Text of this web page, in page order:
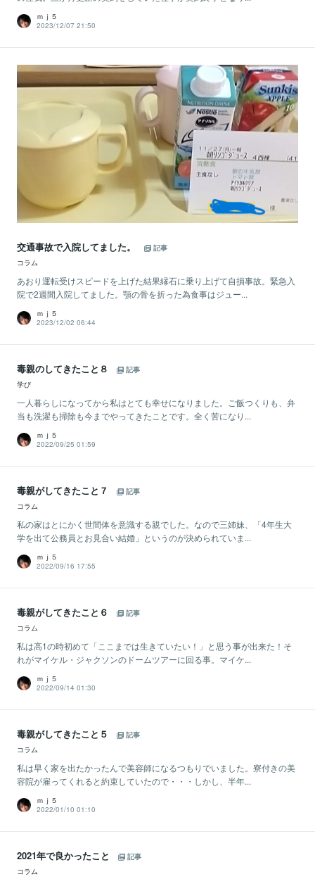
ｍｊ５
2023/12/07 21:50
交通事故で入院してました。
記事
コラム
あおり運転受けスピードを上げた結果縁石に乗り上げて自損事故。緊急入
院で2週間入院してました。顎の骨を折った為食事はジュー...
ｍｊ５
2023/12/02 06:44
毒親のしてきたこと８
記事
学び
一人暮らしになってから私はとても幸せになりました。ご飯つくりも、弁
当も洗濯も掃除も今までやってきたことです。全く苦になり...
ｍｊ５
2022/09/25 01:59
毒親がしてきたこと７
記事
コラム
私の家はとにかく世間体を意識する親でした。なので三姉妹、「4年生大
学を出て公務員とお見合い結婚」というのが決められていま...
ｍｊ５
2022/09/16 17:55
毒親がしてきたこと６
記事
コラム
私は高1の時初めて「ここまでは生きていたい！」と思う事が出来た！そ
れがマイケル・ジャクソンのドームツアーに回る事。マイケ...
ｍｊ５
2022/09/14 01:30
毒親がしてきたこと５
記事
コラム
私は早く家を出たかったんで美容師になるつもりでいました。寮付きの美
容院が雇ってくれると約束していたので・・・しかし、半年...
ｍｊ５
2022/01/10 01:10
2021年で良かったこと
記事
コラム